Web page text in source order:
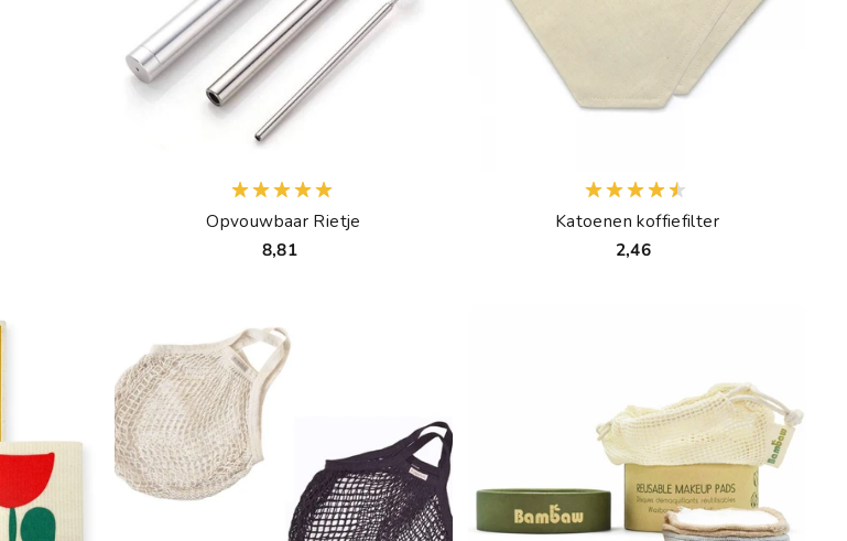
Opvouwbaar Rietje
8,81
Katoenen koffiefilter
2,46